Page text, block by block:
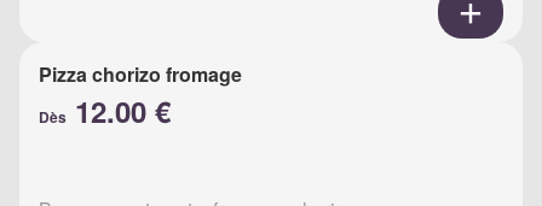
Pizza chorizo fromage
Dès 12.00 €